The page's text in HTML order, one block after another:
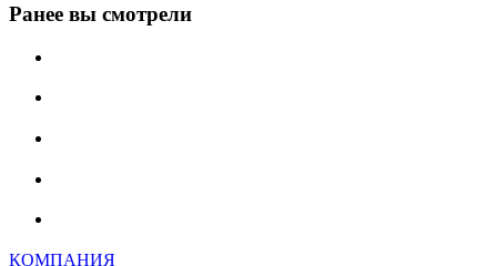
Ранее вы смотрели
КОМПАНИЯ